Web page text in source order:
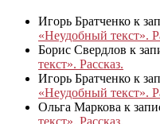
Игорь Братченко к
«Неудобный текст».
Борис Свердлов к
текст». Рассказ.
Игорь Братченко к
«Неудобный текст».
Ольга Маркова к
текст». Рассказ.